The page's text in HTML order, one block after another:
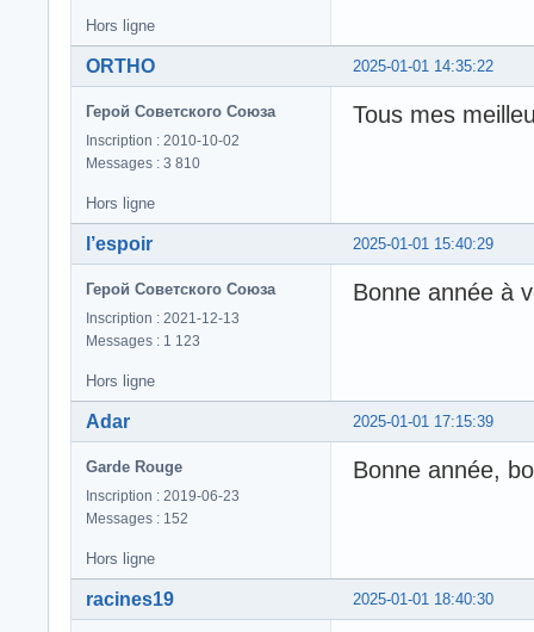
Hors ligne
2025-01-01 14:35:22
ORTHO
Герой Советского Союза
Inscription : 2010-10-02
Messages : 3 810
Tous mes
Hors ligne
2025-01-01 15:40:29
l’espoir
Герой Советского Союза
Inscription : 2021-12-13
Messages : 1 123
Bonne année à
Hors ligne
2025-01-01 17:15:39
Adar
Garde Rouge
Inscription : 2019-06-23
Messages : 152
Bonne année,
Hors ligne
2025-01-01 18:40:30
racines19